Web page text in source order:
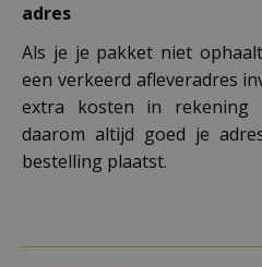
adres
Als je je pakket niet
een verkeerd afleveradres
extra kosten in rekening
daarom altijd goed je
bestelling plaatst.